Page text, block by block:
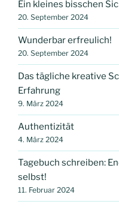
Ein kleines bisschen
20. September 2024
Wunderbar erfreulich!
20. September 2024
Das tägliche kreative
Erfahrung
9. März 2024
Authentizität
4. März 2024
Tagebuch schreiben:
selbst!
11. Februar 2024